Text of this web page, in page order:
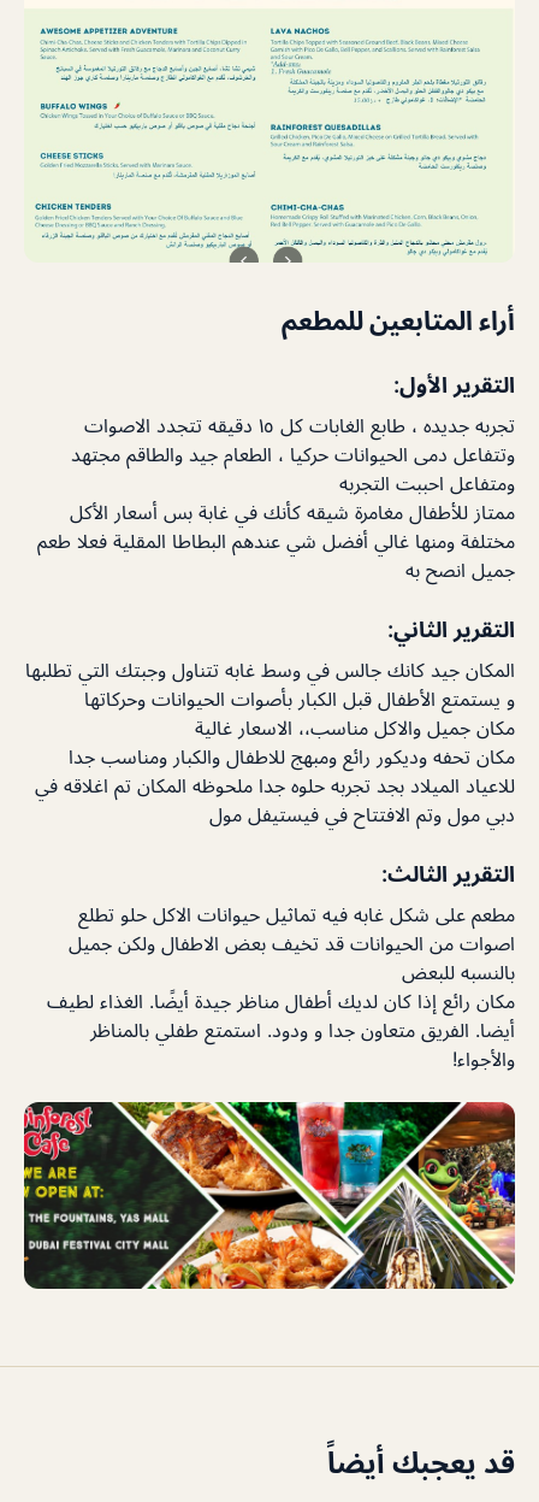
أراء المتابعين للمطعم
التقرير الأول:
تجربه جديده ، طابع الغابات كل ١٥ دقيقه تتجدد الاصوات
وتتفاعل دمى الحيوانات حركيا ، الطعام جيد والطاقم مجتهد
ومتفاعل احببت التجربه
ممتاز للأطفال مغامرة شيقه كأنك في غابة بس أسعار الأكل
مختلفة ومنها غالي أفضل شي عندهم البطاطا المقلية فعلا طعم
جميل انصح به
التقرير الثاني:
المكان جيد كانك جالس في وسط غابه تتناول وجبتك التي تطلبها
و يستمتع الأطفال قبل الكبار بأصوات الحيوانات وحركاتها
مكان جميل والاكل مناسب،، الاسعار غالية
مكان تحفه وديكور رائع ومبهج للاطفال والكبار ومناسب جدا
للاعياد الميلاد بجد تجربه حلوه جدا ملحوظه المكان تم اغلاقه في
دبي مول وتم الافتتاح في فيستيفل مول
التقرير الثالث:
مطعم على شكل غابه فيه تماثيل حيوانات الاكل حلو تطلع
اصوات من الحيوانات قد تخيف بعض الاطفال ولكن جميل
بالنسبه للبعض
مكان رائع إذا كان لديك أطفال مناظر جيدة أيضًا. الغذاء لطيف
أيضا. الفريق متعاون جدا و ودود. استمتع طفلي بالمناظر
والأجواء!
قد يعجبك أيضاً